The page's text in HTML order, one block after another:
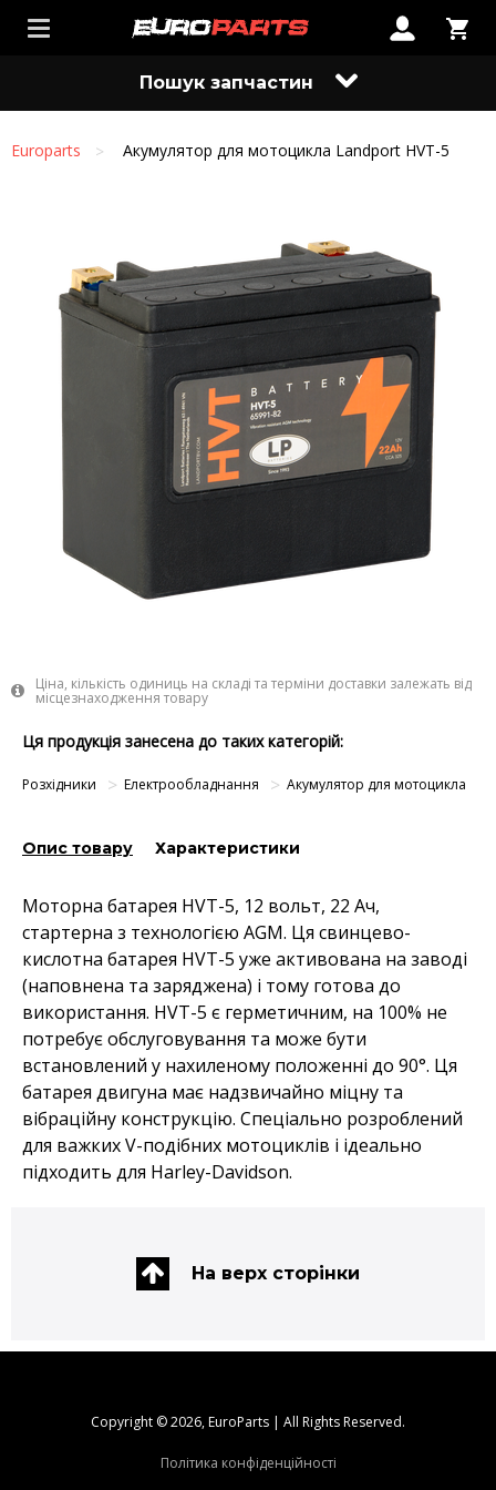
Пошук запчастин
Europarts Акумулятор для мотоцикла Landport HVT-5
Ціна, кількість одиниць на складі та терміни доставки залежать від
місцезнаходження товару
Ця продукція занесена до таких категорій:
Розхідники Електрообладнання Акумулятор для мотоцикла
Опис товару Характеристики
Моторна батарея HVT-5, 12 вольт, 22 Ач,
стартерна з технологією AGM. Ця свинцево-
кислотна батарея HVT-5 уже активована на заводі
(наповнена та заряджена) і тому готова до
використання. HVT-5 є герметичним, на 100% не
потребує обслуговування та може бути
встановлений у нахиленому положенні до 90°. Ця
батарея двигуна має надзвичайно міцну та
вібраційну конструкцію. Спеціально розроблений
для важких V-подібних мотоциклів і ідеально
підходить для Harley-Davidson.
На верх сторінки
Copyright © 2026, EuroParts | All Rights Reserved.
Політика конфіденційності